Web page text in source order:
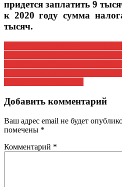
придется заплатить 9
к 2020 году сумма
тысяч.
Навигация
по
записям
Добавить комментарий
Ваш адрес email не будет
помечены *
Комментарий *